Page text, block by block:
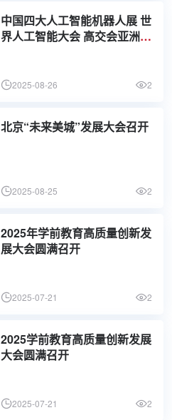
中国四大人工智能机器人展 世
界人工智能大会 高交会亚洲人
2025-08-26 2
北京“未来美城”发展大会召开
2025-08-25 2
2025年学前教育高质量创新发
展大会圆满召开
2025-07-21 2
2025学前教育高质量创新发展
大会圆满召开
2025-07-21 2